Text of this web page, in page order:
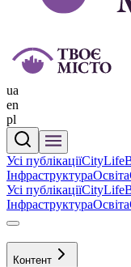
ua
en
pl
Усі публікаціїCityLife
ІнфраструктураОсвіта
Усі публікаціїCityLife
ІнфраструктураОсвіта
Контент